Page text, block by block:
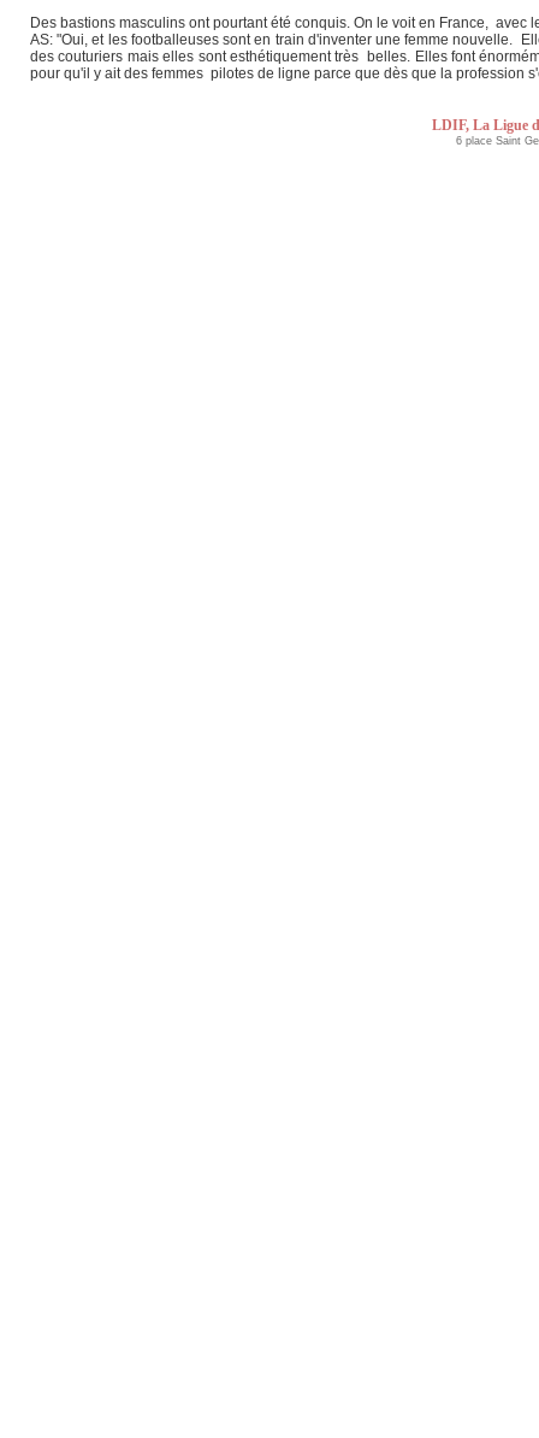
Des bastions masculins ont pourtant été conquis. On le voit en France, avec
AS: "Oui, et les footballeuses sont en train d'inventer une femme nouvelle.
des couturiers mais elles sont esthétiquement très belles. Elles font
pour qu'il y ait des femmes pilotes de ligne parce que dès que la profession
LDIF, La Ligue
6 place Saint